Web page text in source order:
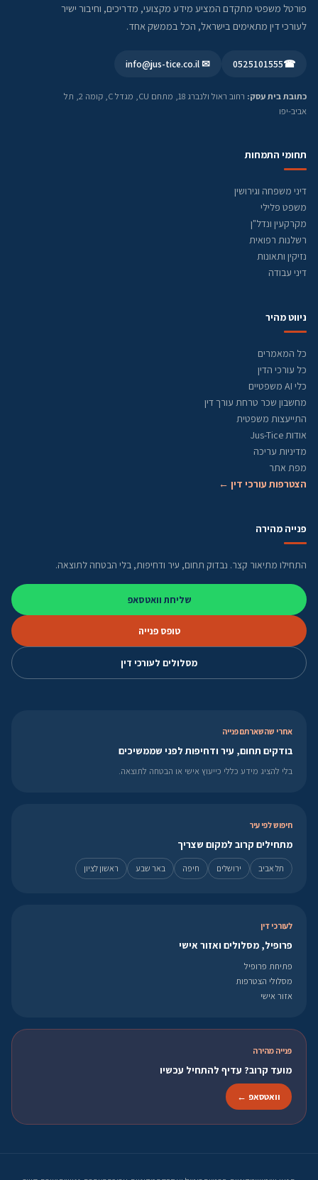
פורטל משפטי מתקדם המציע מידע מקצועי, מדריכים, וחיבור ישיר
לעורכי דין מתאימים בישראל, הכל בממשק אחד.
☎
0525101555
✉ info@jus-tice.co.il
כתובת בית עסק:
רחוב ראול ולנברג 18, מתחם CU, מגדל C, קומה 2, תל
אביב-יפו
תחומי התמחות
דיני משפחה וגירושין
משפט פלילי
מקרקעין ונדל"ן
רשלנות רפואית
נזיקין ותאונות
דיני עבודה
ניווט מהיר
כל המאמרים
כל עורכי הדין
כלי AI משפטיים
מחשבון שכר טרחת עורך דין
התייעצות משפטית
אודות Jus-Tice
מדיניות עריכה
מפת אתר
הצטרפות עורכי דין ←
פנייה מהירה
התחילו מתיאור קצר. נבדוק תחום, עיר ודחיפות, בלי הבטחה לתוצאה.
שליחת וואטסאפ
טופס פנייה
מסלולים לעורכי דין
אחרי שהשארתם פנייה
בודקים תחום, עיר ודחיפות לפני שממשיכים
בלי להציג מידע כללי כייעוץ אישי או הבטחה לתוצאה.
חיפוש לפי עיר
מתחילים קרוב למקום שצריך
תל אביב ירושלים חיפה באר שבע ראשון לציון
לעורכי דין
פרופיל, מסלולים ואזור אישי
פתיחת פרופיל
מסלולי הצטרפות
אזור אישי
פנייה מהירה
מועד קרוב? עדיף להתחיל עכשיו
וואטסאפ ←